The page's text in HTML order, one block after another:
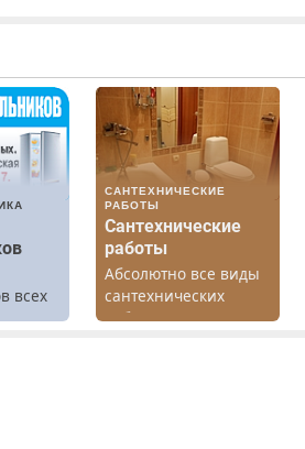
всех
САНТЕХНИЧЕСКИЕ
РАБОТЫ
Сантехнические
работы
Абсолютно все виды
сантехнических
работ. Быстро.